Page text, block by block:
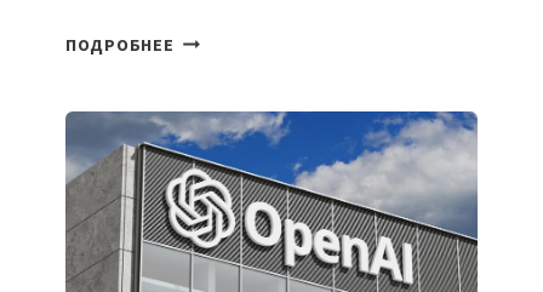
ПОДРОБНЕЕ В
ПРИОРИТЕТНЫЕ
ЗАДАЧИ
ПО
РАЗВИТИЮ
ЭКОСИСТЕМЫ
ИСКУССТВЕННОГО